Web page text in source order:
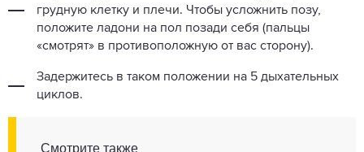
грудную клетку и плечи. Чтобы усложнить позу,
положите ладони на пол позади себя (пальцы
«смотрят» в противоположную от вас сторону).
Задержитесь в таком положении на 5 дыхательных
циклов.
Смотрите также